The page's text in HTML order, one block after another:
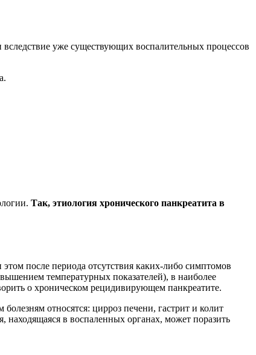
вследствие уже существующих воспалительных процессов
Так, этиология хронического панкреатита в
после периода отсутствия каких-либо симптомов
температурных показателей), в наиболее
о хроническом рецидивирующем панкреатите.
относятся: цирроз печени, гастрит и колит
в воспаленных органах, может поразить